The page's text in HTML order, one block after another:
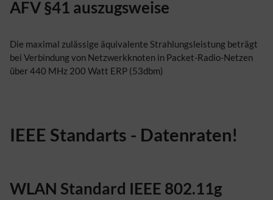
AFV §41 auszugsweise
Die maximal zulässige äquivalente Strahlungsleistung beträgt
bei Verbindung von Netzwerkknoten in Packet-Radio-Netzen
über 440 MHz 200 Watt ERP (53dbm)
IEEE Standarts - Datenraten!
WLAN Standard IEEE 802.11g